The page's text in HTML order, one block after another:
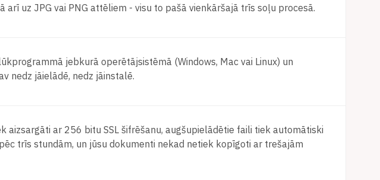
arī uz JPG vai PNG attēliem - visu to pašā vienkāršajā trīs soļu procesā.
jebkurā operētājsistēmā (Windows, Mac vai Linux) un
nedz jāielādē, nedz jāinstalē.
aizsargāti ar 256 bitu SSL šifrēšanu, augšupielādētie faili tiek automātiski
trīs stundām, un jūsu dokumenti nekad netiek kopīgoti ar trešajām